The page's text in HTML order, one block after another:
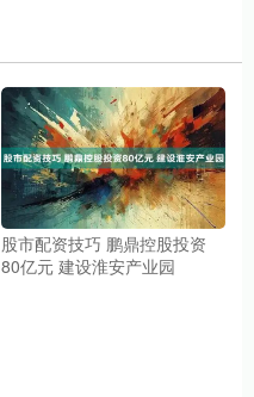
股市配资技巧 鹏鼎控股投资
80亿元 建设淮安产业园